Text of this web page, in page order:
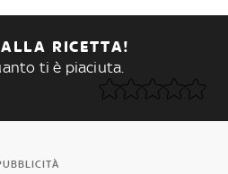
RICETTA!
ti è piaciuta.